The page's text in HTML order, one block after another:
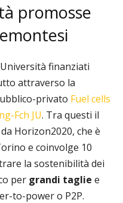
promosse
finanziati
attraverso la
privato Fuel cells
Fch JU. Tra questi il
Horizon2020, che è
e coinvolge 10
la sostenibilità dei
per grandi taglie e
to-power o P2P.